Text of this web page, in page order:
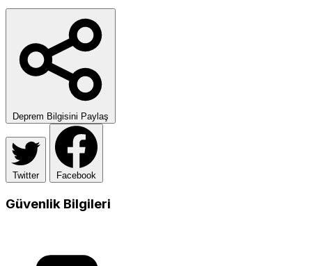
Deprem Bilgisini Paylaş
Twitter Facebook
Güvenlik Bilgileri